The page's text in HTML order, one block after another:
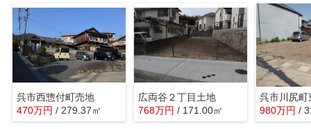
呉市西惣付町売地
470万円 / 279.37㎡
広両谷２丁目土地
768万円 / 171.00㎡ 980万円 /